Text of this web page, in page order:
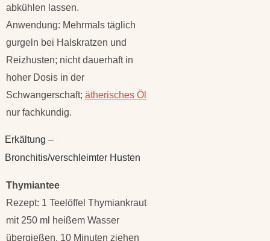
abkühlen lassen.
Anwendung: Mehrmals täglich
gurgeln bei Halskratzen und
Reizhusten; nicht dauerhaft in
hoher Dosis in der
Schwangerschaft; ätherisches Öl
nur fachkundig.
Erkältung –
Bronchitis/verschleimter Husten
Thymiantee
Rezept: 1 Teelöffel Thymiankraut
mit 250 ml heißem Wasser
übergießen, 10 Minuten ziehen